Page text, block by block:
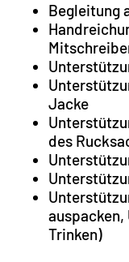
Begleitung
Jacke
des
auspacken,
Trinken)